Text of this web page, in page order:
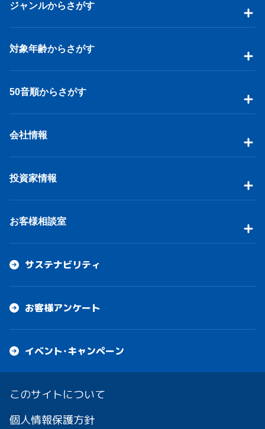
ジャンルからさがす
対象年齢からさがす
50音順からさがす
会社情報
投資家情報
お客様相談室
サステナビリティ
お客様アンケート
イベント・キャンペーン
このサイトについて
個人情報保護方針